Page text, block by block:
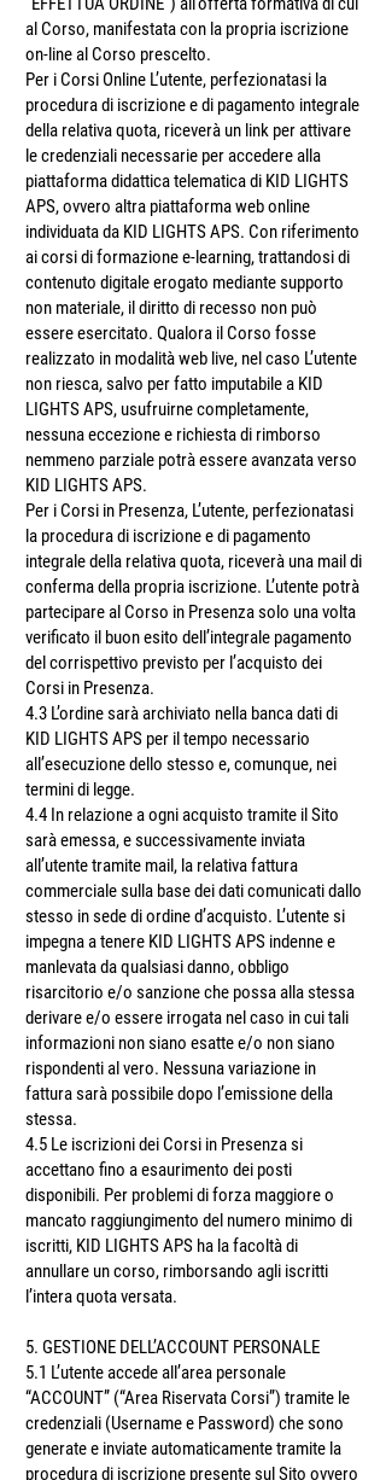
al Corso, manifestata con la propria iscrizione
on-line al Corso prescelto.
Per i Corsi Online L’utente, perfezionatasi la
procedura di iscrizione e di pagamento integrale
della relativa quota, riceverà un link per attivare
le credenziali necessarie per accedere alla
piattaforma didattica telematica di KID LIGHTS
APS, ovvero altra piattaforma web online
individuata da KID LIGHTS APS. Con riferimento
ai corsi di formazione e-learning, trattandosi di
contenuto digitale erogato mediante supporto
non materiale, il diritto di recesso non può
essere esercitato. Qualora il Corso fosse
realizzato in modalità web live, nel caso L’utente
non riesca, salvo per fatto imputabile a KID
LIGHTS APS, usufruirne completamente,
nessuna eccezione e richiesta di rimborso
nemmeno parziale potrà essere avanzata verso
KID LIGHTS APS.
Per i Corsi in Presenza, L’utente, perfezionatasi
la procedura di iscrizione e di pagamento
integrale della relativa quota, riceverà una mail di
conferma della propria iscrizione. L’utente potrà
partecipare al Corso in Presenza solo una volta
verificato il buon esito dell’integrale pagamento
del corrispettivo previsto per l’acquisto dei
Corsi in Presenza.
4.3 L’ordine sarà archiviato nella banca dati di
KID LIGHTS APS per il tempo necessario
all’esecuzione dello stesso e, comunque, nei
termini di legge.
4.4 In relazione a ogni acquisto tramite il Sito
sarà emessa, e successivamente inviata
all’utente tramite mail, la relativa fattura
commerciale sulla base dei dati comunicati dallo
stesso in sede di ordine d’acquisto. L’utente si
impegna a tenere KID LIGHTS APS indenne e
manlevata da qualsiasi danno, obbligo
risarcitorio e/o sanzione che possa alla stessa
derivare e/o essere irrogata nel caso in cui tali
informazioni non siano esatte e/o non siano
rispondenti al vero. Nessuna variazione in
fattura sarà possibile dopo l’emissione della
stessa.
4.5 Le iscrizioni dei Corsi in Presenza si
accettano fino a esaurimento dei posti
disponibili. Per problemi di forza maggiore o
mancato raggiungimento del numero minimo di
iscritti, KID LIGHTS APS ha la facoltà di
annullare un corso, rimborsando agli iscritti
l’intera quota versata.
5. GESTIONE DELL’ACCOUNT PERSONALE
5.1 L’utente accede all’area personale
“ACCOUNT” (“Area Riservata Corsi”) tramite le
credenziali (Username e Password) che sono
generate e inviate automaticamente tramite la
procedura di iscrizione presente sul Sito ovvero